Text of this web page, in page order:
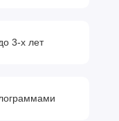
3-х лет